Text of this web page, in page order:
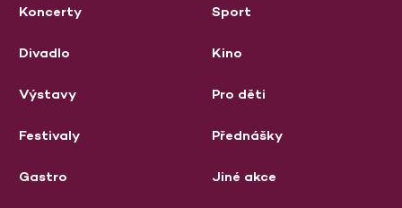
Koncerty
Divadlo
Výstavy
Festivaly
Gastro
Sport
Kino
Pro děti
Přednášky
Jiné akce